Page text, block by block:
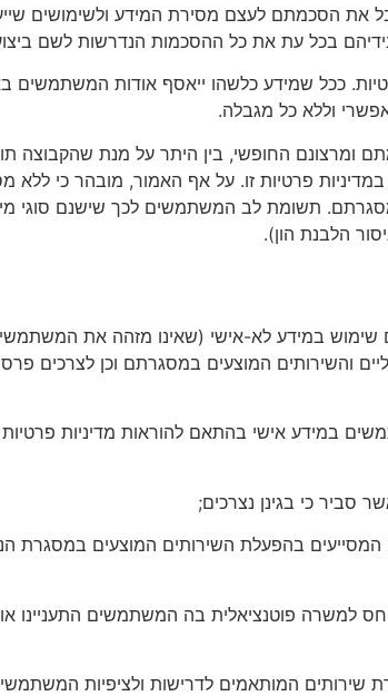
את הסכמתם לעצם מסירת המידע ולשימושים
בכל עת את כל ההסכמות הנדרשות לשם
ככל שמידע כלשהו ייאסף אודות המשתמשים
וללא כל מגבלה.
ומרצונם החופשי, בין היתר על מנת שהקבוצה
פרטיות זו. על אף האמור, מובהר כי ללא
תשומת לב המשתמשים לכך שישנם סוגי
הלבנת הון).
שימוש במידע לא-אישי (שאינו מזהה את
והשירותים המוצעים במסגרתם וכן לצרכים
במידע אישי בהתאם להוראות מדיניות פרטיות
סביר כי בגינן נצרכים;
המסייעים בהפעלת השירותים המוצעים במסגרת
למשרה פוטנציאלית בה המשתמשים התעניינו
המותאמים לדרישות ולציפיות